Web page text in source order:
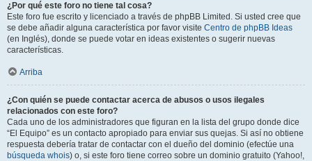
¿Por qué este foro no tiene tal cosa?
Este foro fue escrito y licenciado a través de phpBB Limited. Si usted cree que
se debe añadir alguna característica por favor visite Centro de phpBB Ideas
(en Inglés), donde se puede votar en ideas existentes o sugerir nuevas
características.
Arriba
¿Con quién se puede contactar acerca de abusos o usos ilegales
relacionados con este foro?
Cada uno de los administradores que figuran en la lista del grupo donde dice
“El Equipo” es un contacto apropiado para enviar sus quejas. Si así no obtiene
respuesta debería tratar de contactar con el dueño del dominio (efectúe una
búsqueda whois) o, si este foro tiene correo sobre un dominio gratuito (Yahoo!,